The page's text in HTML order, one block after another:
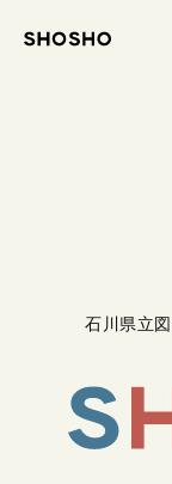
石川県立